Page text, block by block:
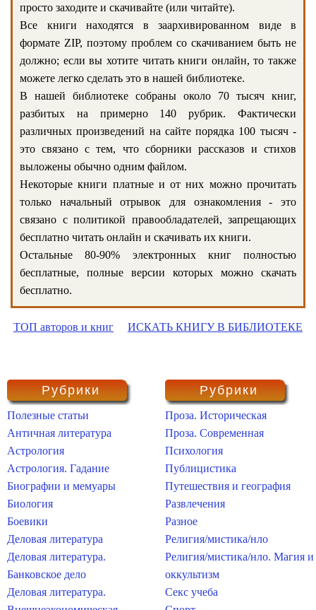
просто заходите и скачивайте (или читайте).
Все книги находятся в заархивированном виде в
формате ZIP, поэтому проблем со скачиванием быть не
должно; если вы хотите читать книги онлайн, то также
можете легко сделать это в нашей библиотеке.
В нашей библиотеке собраны около 70 тысяч книг,
разбитых на примерно 140 рубрик. Фактически
различных произведений на сайте порядка 100 тысяч -
это связано с тем, что сборники рассказов и стихов
выложены обычно одним файлом.
Некоторые книги платные и от них можно прочитать
только начальный отрывок для ознакомления - это
связано с политикой правообладателей, запрещающих
бесплатно читать онлайн и скачивать их книги.
Остальные 80-90% электронных книг полностью
бесплатные, полные версии которых можно скачать
бесплатно.
ТОП авторов и книг ИСКАТЬ КНИГУ В БИБЛИОТЕКЕ
Рубрики
Полезные статьи
Античная литература
Астрология
Астрология. Гадание
Биографии и мемуары
Биология
Боевики
Деловая литература
Деловая литература.
Банковское дело
Деловая литература.
Рубрики
Проза. Историческая
Проза. Современная
Психология
Публицистика
Путешествия и география
Развлечения
Разное
Религия/мистика/нло
Религия/мистика/нло. Магия и
оккультизм
Секс учеба